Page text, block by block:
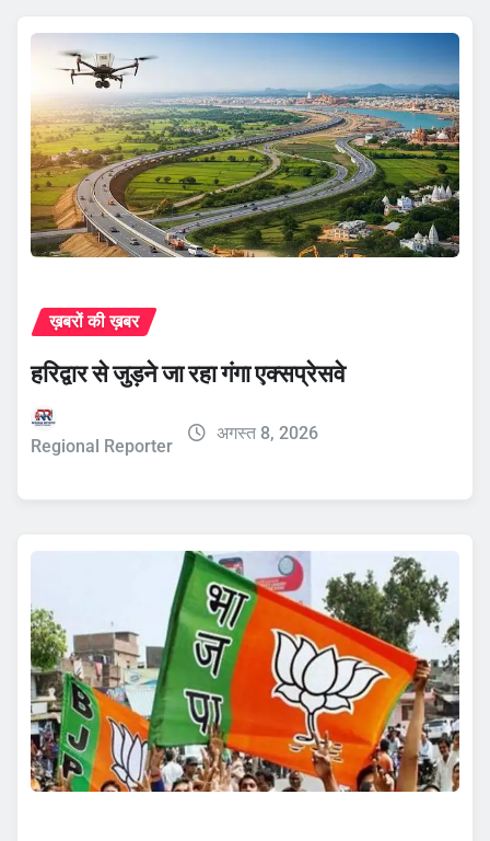
ख़बरों की ख़बर
हरिद्वार से जुड़ने जा रहा गंगा एक्सप्रेसवे
Regional Reporter
अगस्त 8, 2026